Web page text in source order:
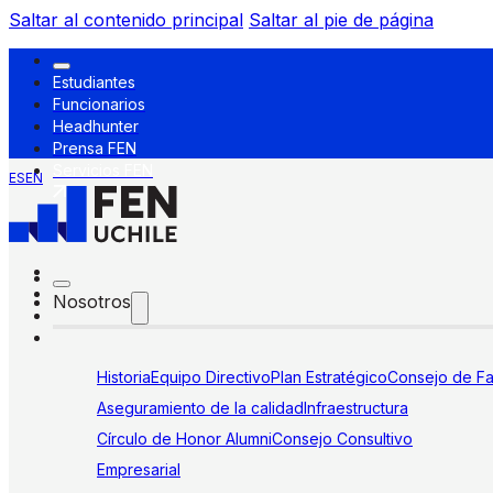
Saltar al contenido principal Saltar al pie de página
Estudiantes
Funcionarios
Headhunter
Prensa FEN
ESEN
Nosotros
HistoriaEquipo DirectivoPlan EstratégicoConsejo de
Aseguramiento de la calidadInfraestructura
Círculo de Honor AlumniConsejo Consultivo
Empresarial